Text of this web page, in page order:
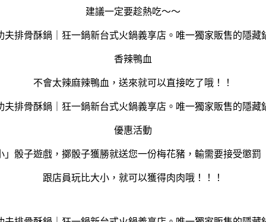
建議一定要趁熱吃～～
香辣鴨血
不會太辣麻辣鴨血，送來就可以直接吃了哦！！
優惠活動
小」骰子遊戲，擲骰子獲勝就送您一份梅花豬，輸需
跟店員玩比大小，就可以獲得肉肉哦！！！